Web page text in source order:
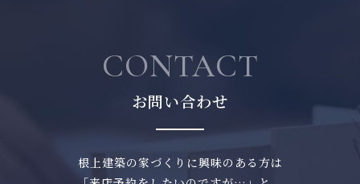
CONTACT
お問い合わせ
根上建築の家づくりに興味のある方は